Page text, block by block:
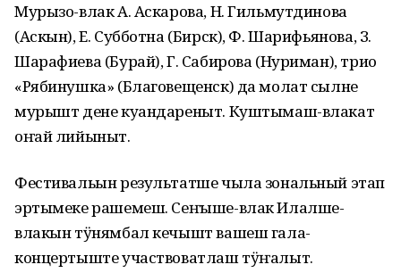
Мурызо-влак А. Аскарова, Н. Гильмутдинова
(Аскын), Е. Субботна (Бирск), Ф. Шарифьянова, З.
Шарафиева (Бурай), Г. Сабирова (Нуриман), трио
«Рябинушка» (Благовещенск) да молат сылне
мурышт дене куандареныт. Куштымаш-влакат
оҥай лийыныт.
Фестивальын результатше чыла зональный этап
эртымеке рашемеш. Сеҥыше-влак Илалше-
влакын тӱнямбал кечышт вашеш гала-
концертыште участвоватлаш тӱҥалыт.